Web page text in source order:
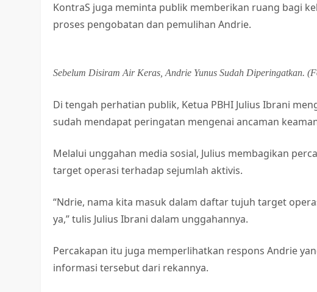
KontraS juga meminta publik memberikan ruang bagi
proses pengobatan dan pemulihan Andrie.
Sebelum Disiram Air Keras, Andrie Yunus Sudah Diperingatkan.
Di tengah perhatian publik, Ketua PBHI Julius Ibrani
sudah mendapat peringatan mengenai ancaman
Melalui unggahan media sosial, Julius membagikan
target operasi terhadap sejumlah aktivis.
“Ndrie, nama kita masuk dalam daftar tujuh target
ya,” tulis Julius Ibrani dalam unggahannya.
Percakapan itu juga memperlihatkan respons Andrie
informasi tersebut dari rekannya.